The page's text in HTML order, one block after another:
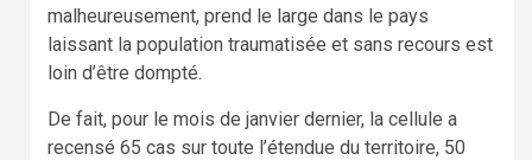
malheureusement, prend le large dans le pays
laissant la population traumatisée et sans recours est
loin d’être dompté.
De fait, pour le mois de janvier dernier, la cellule a
recensé 65 cas sur toute l’étendue du territoire, 50